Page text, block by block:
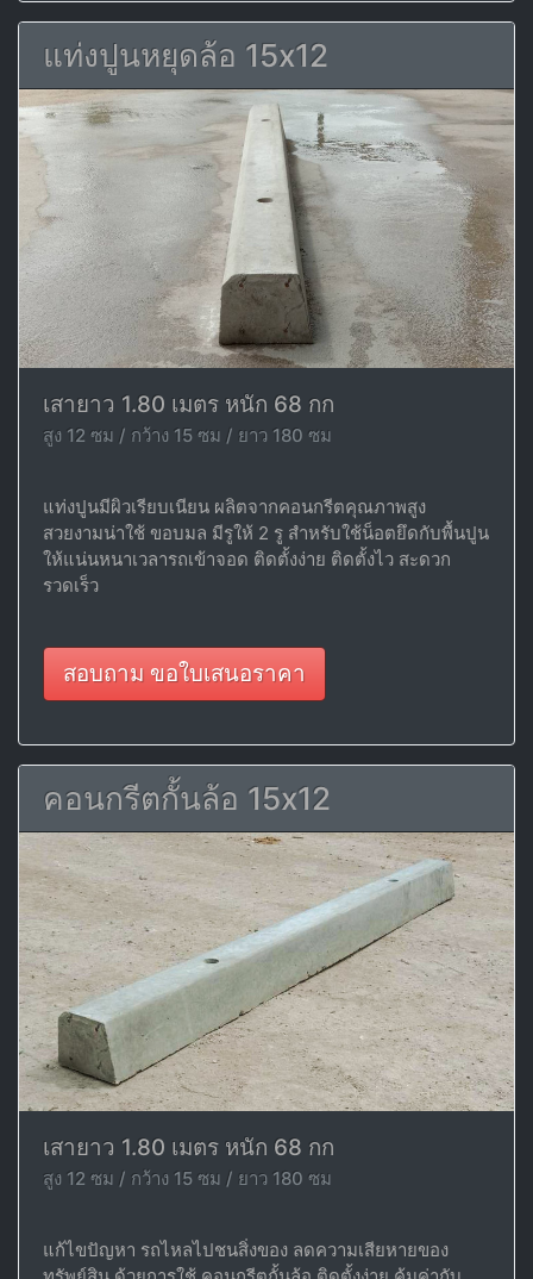
แท่งปูนหยุดล้อ 15x12
เสายาว 1.80 เมตร หนัก 68 กก
สูง 12 ซม / กว้าง 15 ซม / ยาว 180 ซม
แท่งปูนมีผิวเรียบเนียน ผลิตจากคอนกรีตคุณภาพสูง
สวยงามน่าใช้ ขอบมล มีรูให้ 2 รู สำหรับใช้น็อตยึดกับพื้นปูน
ให้แน่นหนาเวลารถเข้าจอด ติดตั้งง่าย ติดตั้งไว สะดวก
รวดเร็ว
สอบถาม ขอใบเสนอราคา
คอนกรีตกั้นล้อ 15x12
เสายาว 1.80 เมตร หนัก 68 กก
สูง 12 ซม / กว้าง 15 ซม / ยาว 180 ซม
แก้ไขปัญหา รถไหลไปชนสิ่งของ ลดความเสียหายของ